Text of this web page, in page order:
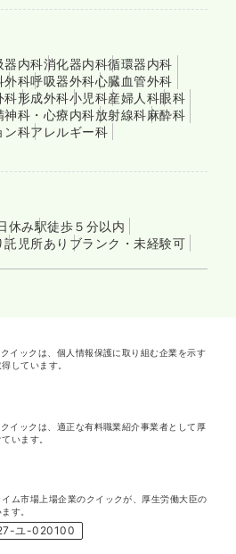
器内科消化器内科循環器内科
外科呼吸器外科心臓血管外科
科形成外科小児科産婦人科眼科
神科・心療内科放射線科麻酔科
ン科アレルギー科
休み駅徒歩５分以内
託児所あり ブランク・未経験可
イックは、個人情報保護に取り組む企業を示す
しています。
イックは、適正な有料職業紹介事業者として厚
います。
ム市場上場企業のクイックが、厚生労働大臣の
す。
ユ-020100